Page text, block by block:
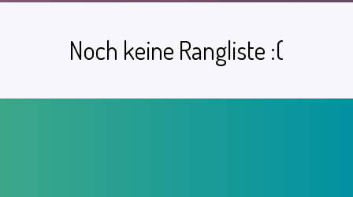
Noch keine Rangliste :(